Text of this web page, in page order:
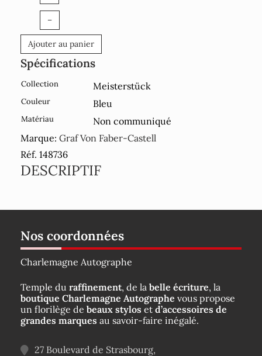
–
Ajouter au panier
Spécifications
Collection Meisterstück
Couleur Bleu
Matériau
Non communiqué
Marque: Graf Von Faber-Castell
Réf. 148736
DESCRIPTIF
Nos coordonnées
Charlemagne Autographe
Temple du raffinement, de la belle écriture, la
boutique Charlemagne Autographe vous propose
un florilège de beaux stylos et d’accessoires de
grandes marques au savoir-faire inégalé.
27 Boulevard de Strasbourg,